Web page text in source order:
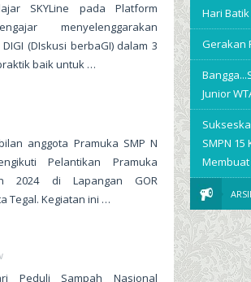
SKYLine pada Platform
menyelenggarakan
(DIskusi berbaGI) dalam 3
baik untuk …
anggota Pramuka SMP N
Pelantikan Pramuka
2024 di Lapangan GOR
Tegal. Kegiatan ini …
Peduli Sampah Nasional
Hari
Gerakan
Junior
SMPN